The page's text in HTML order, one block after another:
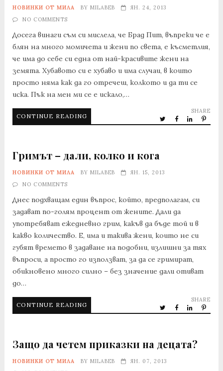
НОВИНКИ ОТ МИЛА BY MILABEB
ЯН. 24, 2013
NO COMMENTS
Досега винаги съм си мислела, че Брад Пит, въпреки че е
блян на много момичета и жени по света, е късметлия,
че има до себе си една от най-красивите жени на
земята. Хубавото си е хубаво и има случаи, в които
просто няма как да го отречеш, колкото и да ти се
иска. Пък на мен ми се е искало,…
CONTINUE READING
SHARE
Гримът – дали, колко и кога
НОВИНКИ ОТ МИЛА BY MILABEB
ЯН. 15, 2013
NO COMMENTS
Днес подхващам един въпрос, който, предполагам, си
задават по-голям процент от жените. Дали да
употребяват ежедневно грим, какъв да бъде той и в
какво количество. Е, има и такива жени, които не си
губят времето в задаване на подобни, излишни за тях
въпроси, а просто го използват, за да се гримират,
обикновено много силно – без значение дали отиват
до…
CONTINUE READING
SHARE
Защо да четем приказки на децата?
НОВИНКИ ОТ МИЛА BY MILABEB
ЯН. 07, 2013